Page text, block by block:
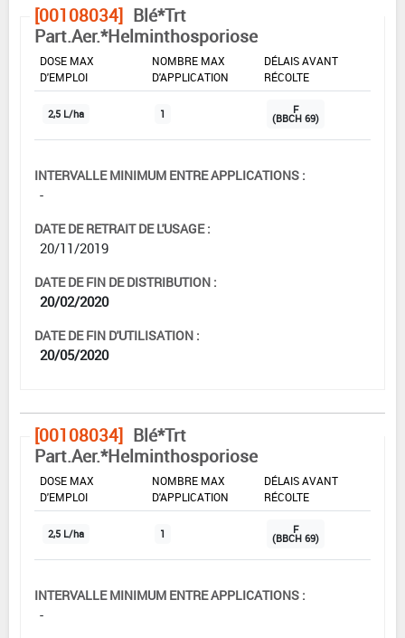
[00108034] Blé*Trt
Part.Aer.*Helminthosporiose
DOSE MAX
D'EMPLOI
NOMBRE MAX
D'APPLICATION
DÉLAIS AVANT
RÉCOLTE
2,5 L/ha 1 F
(BBCH 69)
INTERVALLE MINIMUM ENTRE APPLICATIONS :
-
DATE DE RETRAIT DE L'USAGE :
20/11/2019
DATE DE FIN DE DISTRIBUTION :
20/02/2020
DATE DE FIN D'UTILISATION :
20/05/2020
[00108034] Blé*Trt
Part.Aer.*Helminthosporiose
DOSE MAX
D'EMPLOI
NOMBRE MAX
D'APPLICATION
DÉLAIS AVANT
RÉCOLTE
2,5 L/ha 1 F
(BBCH 69)
INTERVALLE MINIMUM ENTRE APPLICATIONS :
-